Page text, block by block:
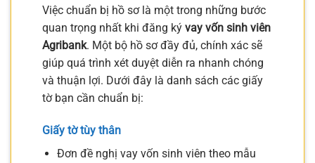
Việc chuẩn bị hồ sơ là một trong những bước
quan trọng nhất khi đăng ký vay vốn sinh viên
Agribank. Một bộ hồ sơ đầy đủ, chính xác sẽ
giúp quá trình xét duyệt diễn ra nhanh chóng
và thuận lợi. Dưới đây là danh sách các giấy
tờ bạn cần chuẩn bị:
Giấy tờ tùy thân
Đơn đề nghị vay vốn sinh viên theo mẫu